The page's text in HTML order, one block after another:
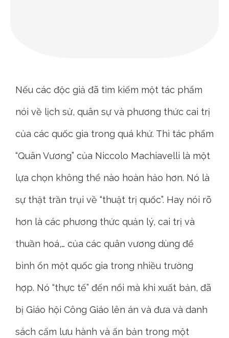
Nếu các độc giả đã tìm kiếm một tác phẩm
nói về lịch sử, quân sự và phương thức cai trị
của các quốc gia trong quá khứ. Thì tác phẩm
“Quân Vương” của Niccolo Machiavelli là một
lựa chọn không thể nào hoàn hảo hơn. Nó là
sự thật trần trụi về “thuật trị quốc”. Hay nói rõ
hơn là các phương thức quản lý, cai trị và
thuần hoá,… của các quân vương dùng để
bình ổn một quốc gia trong nhiều trường
hợp. Nó “thực tế” đến nổi mà khi xuất bản, đã
bị Giáo hội Công Giáo lên án và đưa và danh
sách cấm lưu hành và ấn bản trong một